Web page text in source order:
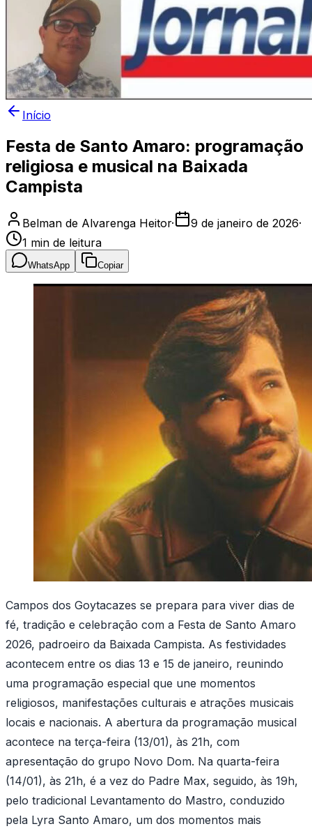
Início
Festa de Santo Amaro: programação
religiosa e musical na Baixada
Campista
Belman de Alvarenga Heitor· 9 de janeiro de 2026·
1 min de leitura
WhatsApp Copiar
Campos dos Goytacazes se prepara para viver dias de
fé, tradição e celebração com a Festa de Santo Amaro
2026, padroeiro da Baixada Campista. As festividades
acontecem entre os dias 13 e 15 de janeiro, reunindo
uma programação especial que une momentos
religiosos, manifestações culturais e atrações musicais
locais e nacionais. A abertura da programação musical
acontece na terça-feira (13/01), às 21h, com
apresentação do grupo Novo Dom. Na quarta-feira
(14/01), às 21h, é a vez do Padre Max, seguido, às 19h,
pelo tradicional Levantamento do Mastro, conduzido
pela Lyra Santo Amaro, um dos momentos mais